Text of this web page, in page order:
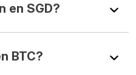
en SGD?
BTC?